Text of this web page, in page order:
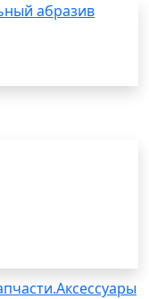
абразив